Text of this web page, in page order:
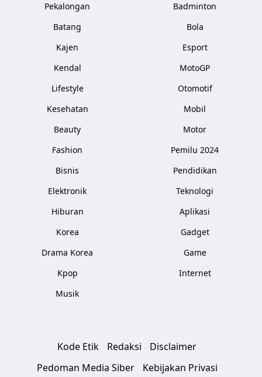
Pekalongan
Batang
Kajen
Kendal
Lifestyle
Kesehatan
Beauty
Fashion
Bisnis
Elektronik
Hiburan
Korea
Drama Korea
Kpop
Musik
Badminton
Bola
Esport
MotoGP
Otomotif
Mobil
Motor
Pemilu 2024
Pendidikan
Teknologi
Aplikasi
Gadget
Game
Internet
Kode Etik Redaksi
Disclaimer
Pedoman Media Siber
Kebijakan Privasi